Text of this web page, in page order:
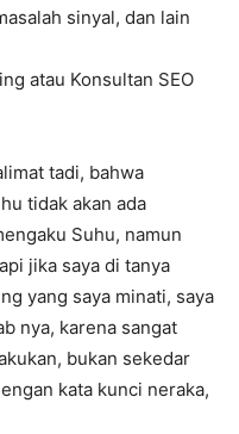
sinyal, dan lain
atau Konsultan SEO
tadi, bahwa
tidak akan ada
Suhu, namun
jika saya di tanya
yang saya minati, saya
nya, karena sangat
bukan sekedar
kata kunci neraka,